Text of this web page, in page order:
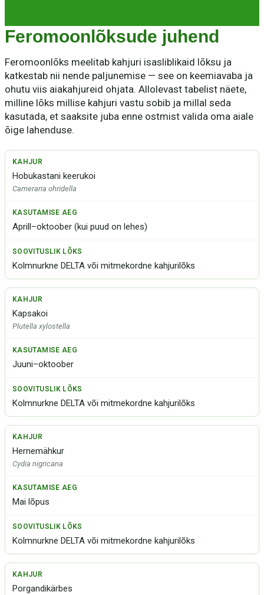
Feromoonlõksude juhend
Feromoonlõks meelitab kahjuri isasliblikaid lõksu ja
katkestab nii nende paljunemise — see on keemiavaba ja
ohutu viis aiakahjureid ohjata. Allolevast tabelist näete,
milline lõks millise kahjuri vastu sobib ja millal seda
kasutada, et saaksite juba enne ostmist valida oma aiale
õige lahenduse.
Hobukastani keerukoi
Cameraria ohridella
Aprill–oktoober (kui puud on lehes)
Kolmnurkne DELTA või mitmekordne kahjurilõks
Kapsakoi
Plutella xylostella
Juuni–oktoober
Kolmnurkne DELTA või mitmekordne kahjurilõks
Hernemähkur
Cydia nigricana
Mai lõpus
Kolmnurkne DELTA või mitmekordne kahjurilõks
Porgandikärbes